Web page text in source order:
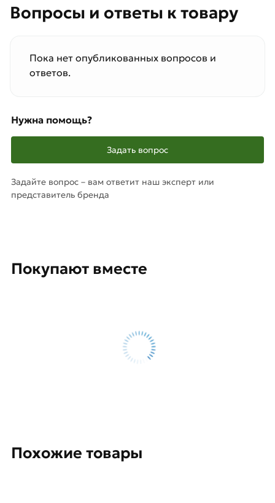
Вопросы и ответы к товару
Пока нет опубликованных вопросов и
ответов.
Нужна помощь?
Задать вопрос
Задайте вопрос – вам ответит наш эксперт или
представитель бренда
Покупают вместе
Похожие товары